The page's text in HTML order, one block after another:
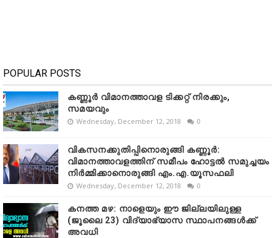
POPULAR POSTS
കണ്ണൂർ വിമാനത്താവള ടിക്കറ്റ് നിരക്കും,
സമയവും
Wednesday, December 12, 2018 0
വികസനക്കുതിപ്പിനൊരുങ്ങി കണ്ണൂർ:
വിമാനത്താവളത്തിന് സമീപം ഹോട്ടൽ സമുച്ചയം
നിർമ്മിക്കാനൊരുങ്ങി എം.എ.യൂസഫലി
Wednesday, December 12, 2018 0
കനത്ത മഴ: നാളെയും ഈ ജില്ലയിലുള്ള
(ജൂലൈ 23) വിദ്യാഭ്യാസ സ്ഥാപനങ്ങൾക്ക്
അവധി